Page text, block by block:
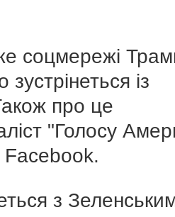
соцмережі
із
про це
"Голосу
з